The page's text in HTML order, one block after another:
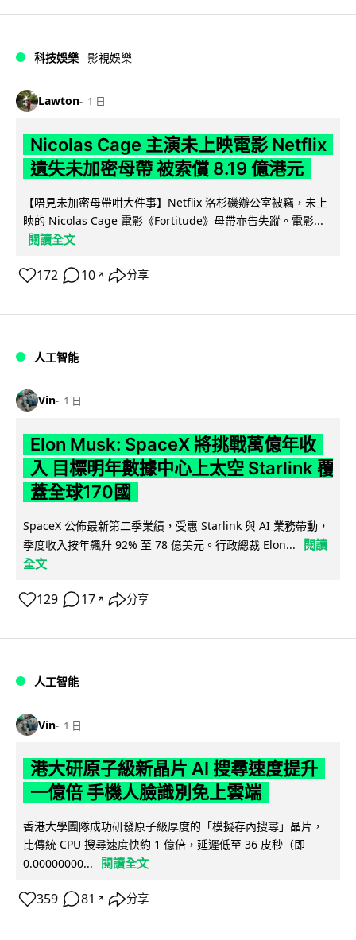
科技娛樂 影視娛樂
Lawton 1 日
Nicolas Cage 主演未上映電影 Netflix
遺失未加密母帶 被索償 8.19 億港元
【唔見未加密母帶咁大件事】Netflix 洛杉磯辦公室被竊，未上
映的 Nicolas Cage 電影《Fortitude》母帶亦告失蹤。電影...
閱讀全文
172 10 ↗ 分享
人工智能
Vin 1 日
Elon Musk: SpaceX 將挑戰萬億年收
入 目標明年數據中心上太空 Starlink 覆
蓋全球170國
SpaceX 公佈最新第二季業績，受惠 Starlink 與 AI 業務帶動，
季度收入按年飆升 92% 至 78 億美元。行政總裁 Elon...
閱讀
全文
129 17 ↗ 分享
人工智能
Vin 1 日
港大研原子級新晶片 AI 搜尋速度提升
一億倍 手機人臉識別免上雲端
香港大學團隊成功研發原子級厚度的「模擬存內搜尋」晶片，
比傳統 CPU 搜尋速度快約 1 億倍，延遲低至 36 皮秒（即
0.00000000...
閱讀全文
359 81 ↗ 分享